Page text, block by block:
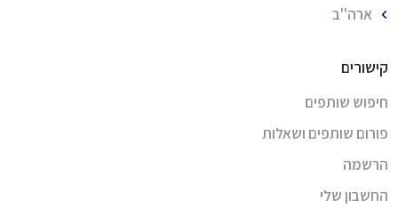
ארה''ב
קישורים
חיפוש שותפים
פורום שותפים ושאלות
הרשמה
החשבון שלי